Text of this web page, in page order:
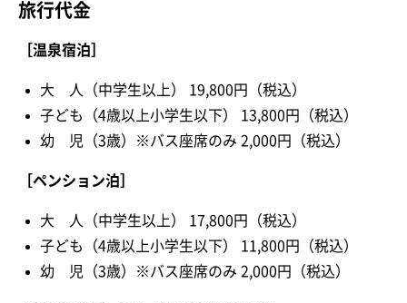
旅行代金
［温泉宿泊］
大 人（中学生以上） 19,800円（税込）
子ども（4歳以上小学生以下） 13,800円（税込）
幼 児（3歳）※バス座席のみ 2,000円（税込）
［ペンション泊］
大 人（中学生以上） 17,800円（税込）
子ども（4歳以上小学生以下） 11,800円（税込）
幼 児（3歳）※バス座席のみ 2,000円（税込）